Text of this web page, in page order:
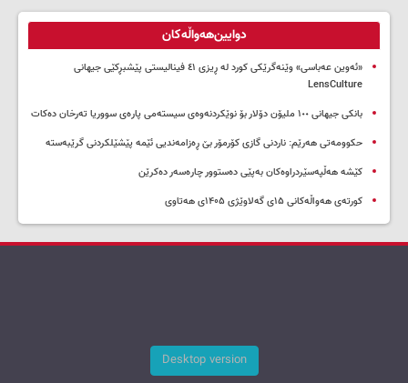
دوایین‌هەواڵەکان
«ئەوین عەباسی» وێنەگرێکی کورد لە ڕیزی ٤١ فینالیستی پێشبڕکێی جیهانی
LensCulture
بانکی جیهانی ١٠٠ ملیۆن دۆلار بۆ نوێکردنەوەی سیستەمی پارەی سووریا تەرخان دەکات
حکوومەتی هەرێم: ناردنی گازی کۆرمۆر بێ ڕەزامەندیی ئێمە پێشێلکردنی گرێبەستە
کێشە هەڵپەسێردراوەکان بەپێی دەستوور چارەسەر دەکرێن
کورتەی هەواڵەکانی ۱۵ی گەلاوێژی ۱۴۰۵ی هەتاوی
Desktop version